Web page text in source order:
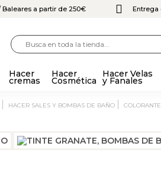
Baleares a partir de 250€ Entrega
Hacer
cremas
Hacer
Cosmética
Hacer Velas
y Fanales
HACER SALES Y BOMBAS DE BAÑO